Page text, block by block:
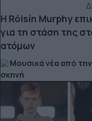
Η Róisín Murphy
για τη στάση της
ατόμων
Μουσικά νέα από
σκηνή